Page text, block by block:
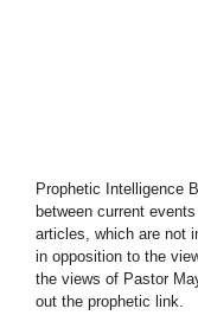
Prophetic Intelligence
between current
articles, which are not
in opposition to the
the views of Pastor
out the prophetic link.